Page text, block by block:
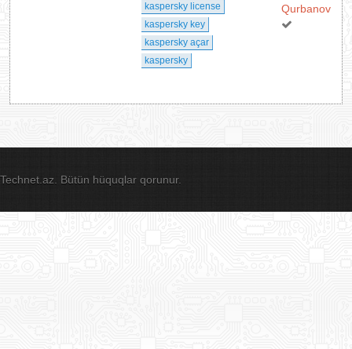
kaspersky license
kaspersky key
kaspersky açar
kaspersky
Qurbanov
Technet.az. Bütün hüquqlar qorunur.